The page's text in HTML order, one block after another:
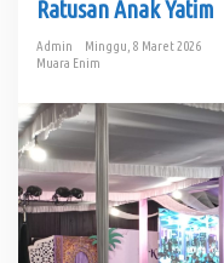
Ratusan Anak Yatim
Admin
Minggu, 8 Maret 2026
Muara Enim